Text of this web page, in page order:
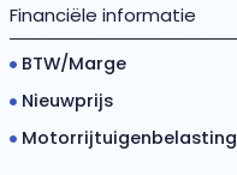
Financiële informatie
BTW/Marge
Nieuwprijs
Motorrijtuigenbelasting